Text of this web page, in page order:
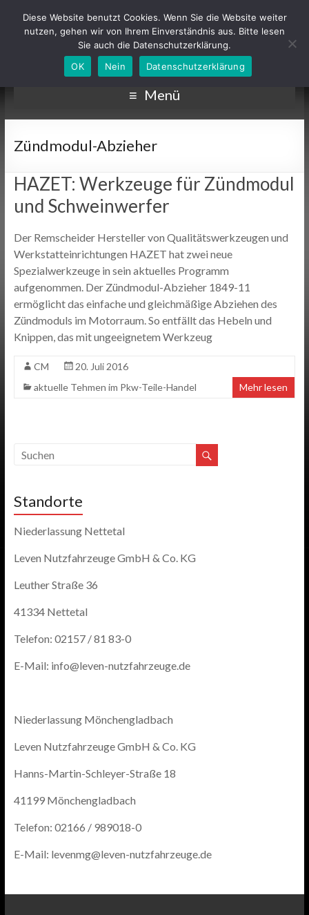
Menü
Zündmodul-Abzieher
HAZET: Werkzeuge für Zündmodul
und Schweinwerfer
Der Remscheider Hersteller von Qualitätswerkzeugen und
Werkstatteinrichtungen HAZET hat zwei neue
Spezialwerkzeuge in sein aktuelles Programm
aufgenommen. Der Zündmodul-Abzieher 1849-11
ermöglicht das einfache und gleichmäßige Abziehen des
Zündmoduls im Motorraum. So entfällt das Hebeln und
Knippen, das mit ungeeignetem Werkzeug
CM
20. Juli 2016
aktuelle Tehmen im Pkw-Teile-Handel
Mehr lesen
Standorte
Niederlassung Nettetal
Leven Nutzfahrzeuge GmbH & Co. KG
Leuther Straße 36
41334 Nettetal
Telefon: 02157 / 81 83-0
E-Mail: info@leven-nutzfahrzeuge.de
Niederlassung Mönchengladbach
Leven Nutzfahrzeuge GmbH & Co. KG
Hanns-Martin-Schleyer-Straße 18
41199 Mönchengladbach
Telefon: 02166 / 989018-0
E-Mail: levenmg@leven-nutzfahrzeuge.de
Diese Website benutzt Cookies. Wenn Sie die Website weiter
nutzen, gehen wir von Ihrem Einverständnis aus. Bitte lesen
Sie auch die Datenschutzerklärung.
OK
Nein Datenschutzerklärung